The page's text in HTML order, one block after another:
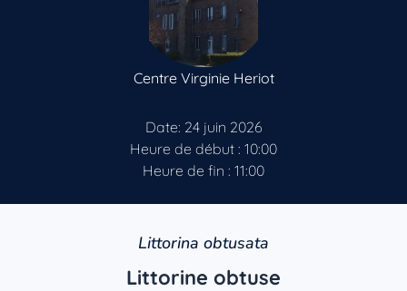
Centre Virginie Heriot
Date: 24 juin 2026
Heure de début : 10:00
Heure de fin : 11:00
Littorina obtusata
Littorine obtuse